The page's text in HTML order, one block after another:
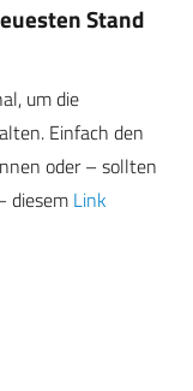
Stand
um die
Einfach den
oder – sollten
diesem Link